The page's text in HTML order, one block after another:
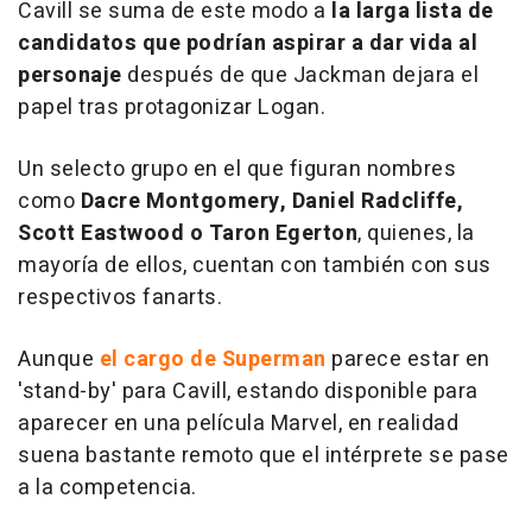
Cavill se suma de este modo a la larga lista de
candidatos que podrían aspirar a dar vida al
personaje después de que Jackman dejara el
papel tras protagonizar Logan.
Un selecto grupo en el que figuran nombres
como Dacre Montgomery, Daniel Radcliffe,
Scott Eastwood o Taron Egerton, quienes, la
mayoría de ellos, cuentan con también con sus
respectivos fanarts.
Aunque el cargo de Superman parece estar en
'stand-by' para Cavill, estando disponible para
aparecer en una película Marvel, en realidad
suena bastante remoto que el intérprete se pase
a la competencia.